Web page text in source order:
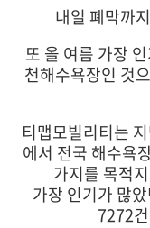
내일 폐막까
또 올 여름 가장
천해수욕장인 것
티맵모빌리티는
에서 전국 해수욕
가지를 목적
가장 인기가 많
7272